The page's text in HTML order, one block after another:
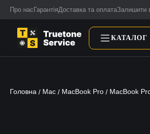
Про нас ГарантіяДоставка та оплатаЗалишити
КАТАЛОГ
Головна / Mac / MacBook Pro / MacBook